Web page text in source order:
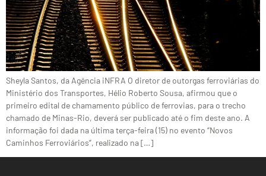
Sheyla Santos, da Agência iNFRA O diretor de outorgas ferroviárias do
Ministério dos Transportes, Hélio Roberto Sousa, afirmou que o
primeiro edital de chamamento público de ferrovias, para o trecho
chamado de Minas-Rio, deverá ser publicado até o fim deste ano. A
informação foi dada na última terça-feira (15) no evento “Novos
Caminhos Ferroviários”, realizado na […]